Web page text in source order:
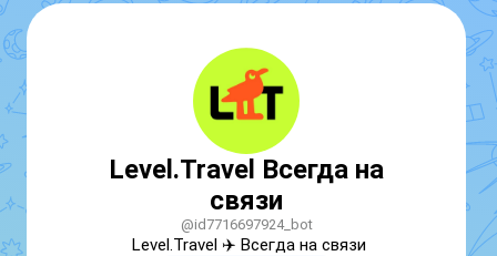
Level.Travel Всегда на
связи
@id7716697924_bot
Level.Travel ✈️ Всегда на связи